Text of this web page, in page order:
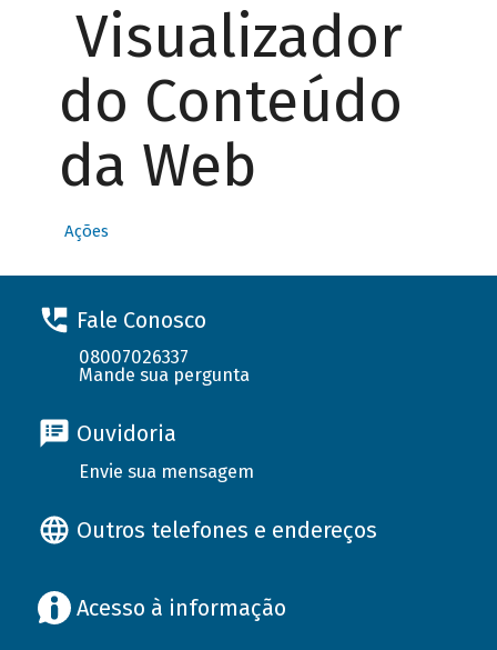
Visualizador
do Conteúdo
da Web
Ações
Fale Conosco
08007026337
Mande sua pergunta
Ouvidoria
Envie sua mensagem
Outros telefones e endereços
Acesso à informação